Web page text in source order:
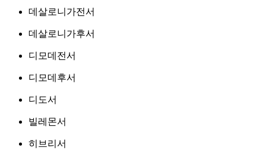
데살로니가전서
데살로니가후서
디모데전서
디모데후서
디도서
빌레몬서
히브리서